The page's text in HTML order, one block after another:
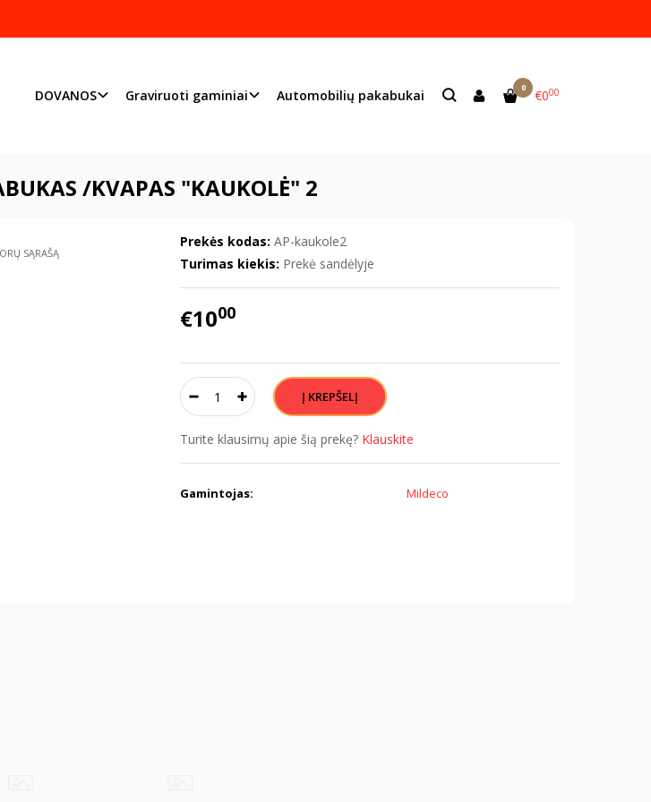
DOVANOS Graviruoti gaminiai Automobilių pakabukai 0 €000
ir graviruojame lazeriu.
individualius užsakymus: info@mildeco.lt
/KVAPAS "KAUKOLĖ" 2
SĄRAŠĄ
Prekės kodas: AP-kaukole2
Turimas kiekis: Prekė sandėlyje
€1000
Turite klausimų apie šią prekę? Klauskite
Gamintojas: Mildeco